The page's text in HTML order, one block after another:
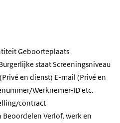
Geboorteplaats
staat Screeningsniveau
en dienst) E-mail (Privé en
Werknemer-ID etc.
contract
Verlof, werk en